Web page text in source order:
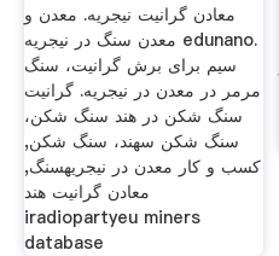
معادن گرانیت نیجریه. معدن و
معدن سنگ در نیجریه edunano.
سیم برای برش گرانیت، سنگ
مرمر در معدن در نیجریه. گرانیت
سنگ شکن در هند سنگ شکن،
سنگ شکن سهند، سنگ شکن,
کسب و کار معدن در نیجریهسنگ,
معادن گرانیت هند
iradiopartyeu miners
database